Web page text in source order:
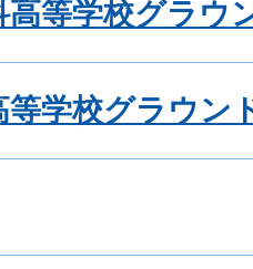
高等学校グラウ
等学校グラウン